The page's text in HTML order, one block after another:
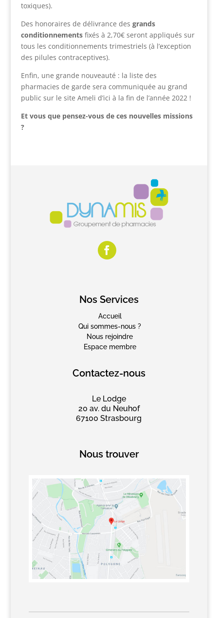
toxiques).
Des honoraires de délivrance des grands
conditionnementsfixés à 2,70€ seront appliqués sur
tous les conditionnements trimestriels (à l’exception
des pilules contraceptives).
Enfin, une grande nouveauté : la liste des
pharmacies de garde sera communiquée au grand
public sur le site Ameli d’ici à la fin de l’année 2022 !
Et vous que pensez-vous de ces nouvelles missions
?
Nos Services
Accueil
Qui sommes-nous ?
Nous rejoindre
Espace membre
Contactez-nous
Le Lodge
20 av. du Neuhof
67100 Strasbourg
Nous trouver